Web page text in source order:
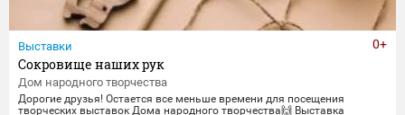
Выставки
Сокровище наших рук
Дом народного творчества
Дорогие друзья! Остается все меньше времени для посещения
творческих выставок Дома народного творчества🙌 Выставка
0+